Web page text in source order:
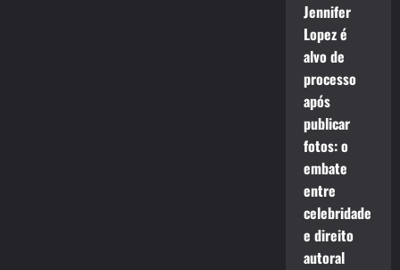
Jennifer
Lopez é
alvo de
processo
após
publicar
fotos: o
embate
entre
celebridade
e direito
autoral